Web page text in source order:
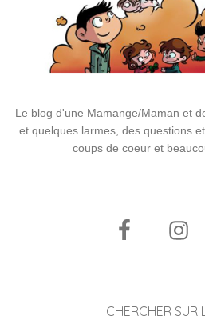
Le blog d'une Mamange/Maman et
et quelques larmes, des questions
coups de coeur et
CHERCHER SUR